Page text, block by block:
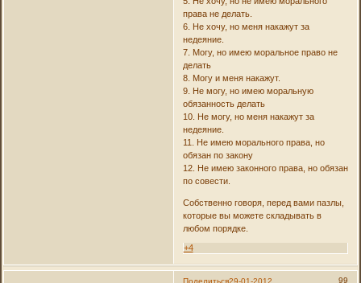
права не делать.
6. Не хочу, но меня накажут за
недеяние.
7. Могу, но имею моральное право не
делать
8. Могу и меня накажут.
9. Не могу, но имею моральную
обязанность делать
10. Не могу, но меня накажут за
недеяние.
11. Не имею морального права, но
обязан по закону
12. Не имею законного права, но обязан
по совести.
Собственно говоря, перед вами пазлы,
которые вы можете складывать в
любом порядке.
+4
Поделиться 99
29-01-2012